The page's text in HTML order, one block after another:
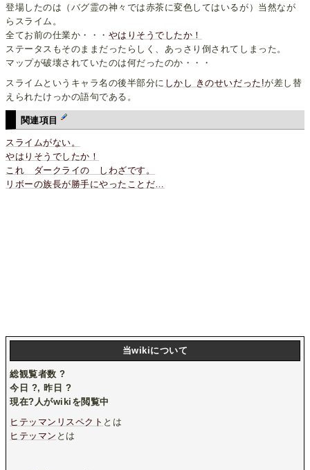
登場したのは（バグ霊の神々では赤茶に変色してはいるが）当然なが
らスライム。
全てお前の仕業か・・・ やはりそうでしたか！
ステータスもそのままだったらしく、あっさり倒されてしまった。
マップが破壊されていたのは何だったのか・・・
スライムというキャラ名の後半部分に しかし きのせいだった!が差し替
えられたけっかの語句である。
関連項目
スライムがない。
やはりそうでしたか！
これ ダークライの しわざです。
リボーの族長が勝手にやったことだ…
当wikiについて
総観覧者数?
今日 ?, 昨日 ?
現在?人がwikiを閲覧中
ヒテッマンリスペクト とは
ヒテッマン とは